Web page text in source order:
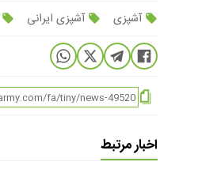
آشپزی آشپزی ایرانی
اخبار مرتبط